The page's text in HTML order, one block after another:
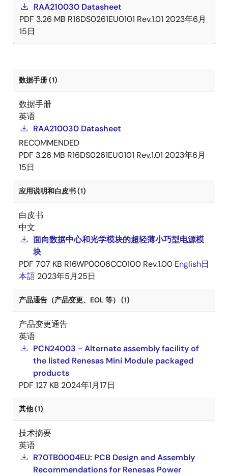
RAA210030 Datasheet
PDF 3.26 MB R16DS0261EU0101 Rev.1.01 2023年6月
15日
数据手册 (1)
数据手册
英语
RAA210030 Datasheet
RECOMMENDED
PDF 3.26 MB R16DS0261EU0101 Rev.1.01 2023年6月
15日
应用说明和白皮书 (1)
白皮书
中文
面向数据中心和光学模块的超轻薄小巧型电源模
块
PDF 707 KB R16WP0006CC0100 Rev.1.00 English日
本語 2023年5月25日
产品通告（产品变更、EOL 等） (1)
产品变更通告
英语
PCN24003 - Alternate assembly facility of
the listed Renesas Mini Module packaged
products
PDF 127 KB 2024年1月17日
其他 (1)
技术摘要
英语
R70TB0004EU: PCB Design and Assembly
Recommendations for Renesas Power